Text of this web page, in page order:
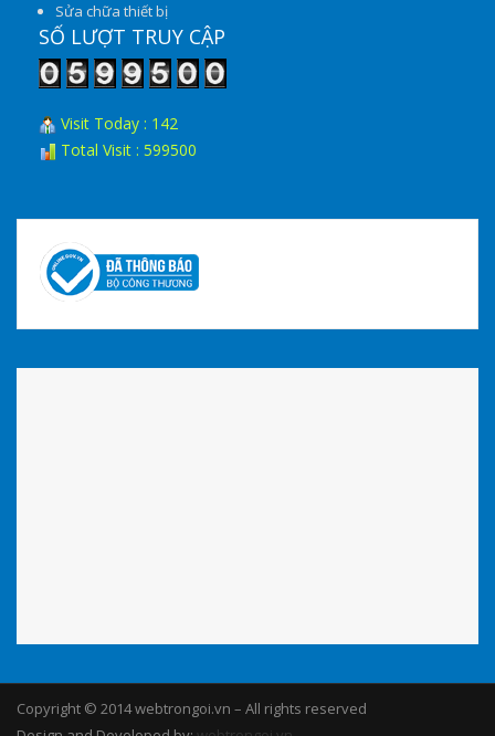
Sửa chữa thiết bị
SỐ LƯỢT TRUY CẬP
Visit Today : 142
Total Visit : 599500
Copyright © 2014 webtrongoi.vn – All rights reserved